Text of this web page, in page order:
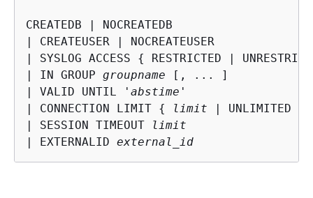
CREATEDB | NOCREATEDB
| CREATEUSER | NOCREATEUSER
| SYSLOG ACCESS {
RESTRICTED |
| IN GROUP groupname [, ... ]
| VALID UNTIL ' abstime '
| CONNECTION LIMIT { limit | UNLIMITED }
| SESSION TIMEOUT
limit
| EXTERNALID external_id